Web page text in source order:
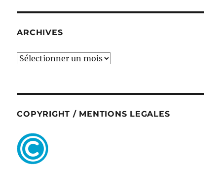
ARCHIVES
ARCHIVES
COPYRIGHT / MENTIONS LEGALES